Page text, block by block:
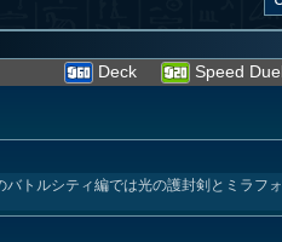
Deck Speed
トルシティ編では光の護封剣とミラフ